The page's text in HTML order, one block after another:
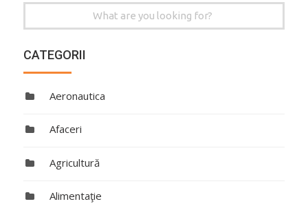
for:
CATEGORII
Aeronautica
Afaceri
Agricultură
Alimentaţie